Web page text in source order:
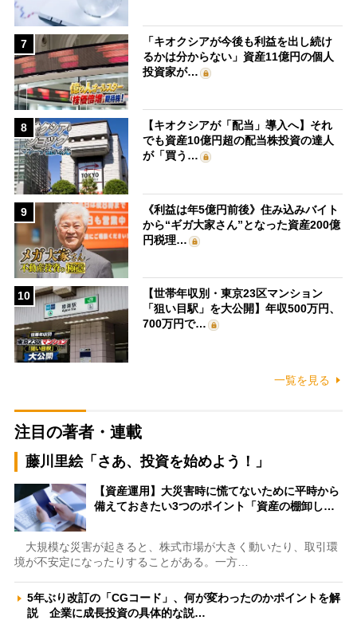
7
「キオクシアが今後も利益を出し続け
るかは分からない」資産11億円の個人
投資家が…
8
【キオクシアが「配当」導入へ】それ
でも資産10億円超の配当株投資の達人
が「買う…
9
《利益は年5億円前後》住み込みバイト
から“ギガ大家さん”となった資産200億
円税理…
10
【世帯年収別・東京23区マンション
「狙い目駅」を大公開】年収500万円、
700万円で…
一覧を見る
注目の著者・連載
藤川里絵「さあ、投資を始めよう！」
【資産運用】大災害時に慌てないために平時から
備えておきたい3つのポイント「資産の棚卸し…
大規模な災害が起きると、株式市場が大きく動いたり、取引環
境が不安定になったりすることがある。一方…
5年ぶり改訂の「CGコード」、何が変わったのかポイントを解
説 企業に成長投資の具体的な説…